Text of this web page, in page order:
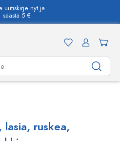
uutiskirje nyt ja
säästä 5 €
lasia, ruskea,